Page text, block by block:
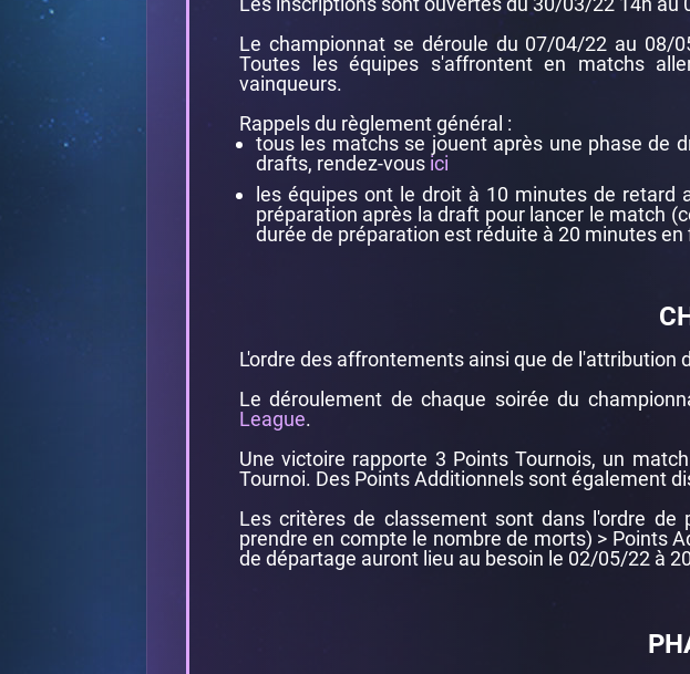
Le championnat se déroule du 07/04/22 au 08/
Toutes les équipes s'affrontent en matchs
vainqueurs.
Rappels du règlement général :
tous les matchs se jouent après une phase de
drafts, rendez-vous ici
les équipes ont le droit à 10 minutes de
préparation après la draft pour lancer le match
durée de préparation est réduite à 20 minutes en
L'ordre des affrontements ainsi que de l'attribution
Le déroulement de chaque soirée du
League.
Une victoire rapporte 3 Points Tournois, un
Tournoi. Des Points Additionnels sont également
Les critères de classement sont dans l'ordre
prendre en compte le nombre de morts) > Points
de départage auront lieu au besoin le 02/05/22 à